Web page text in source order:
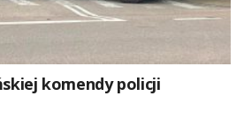
komendy policji